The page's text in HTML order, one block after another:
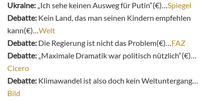
Ukraine: „Ich sehe keinen Ausweg für Putin“(€)…Spiegel
Debatte: Kein Land, das man seinen Kindern empfehlen
kann(€)…Welt
Debatte: Die Regierung ist nicht das Problem(€)…FAZ
Debatte: „Maximale Dramatik war politisch nützlich“(€)…
Cicero
Debatte: Klimawandel ist also doch kein Weltuntergang…
Bild